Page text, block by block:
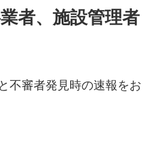
業者、施設管理者
不審者発見時の速報をお